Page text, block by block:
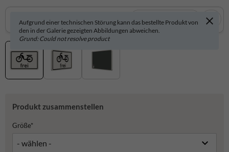
Aufgrund einer technischen Störung kann das bestellte Produkt von
den in der Galerie gezeigten Abbildungen abweichen.
Grund: Could not resolve product
In 3D anzeigen
Produkt zusammenstellen
Größe*